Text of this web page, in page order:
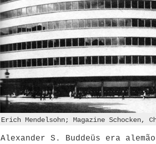
Erich Mendelsohn; Magazine Schocken,
Alexander S. Buddeüs era